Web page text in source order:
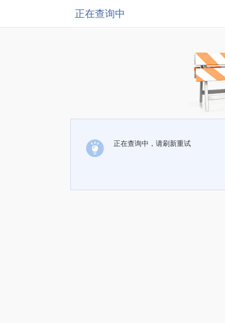
正在查询中
正在查询中，请刷新重试